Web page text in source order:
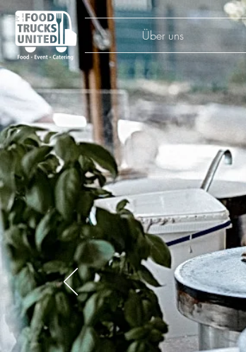
Über uns